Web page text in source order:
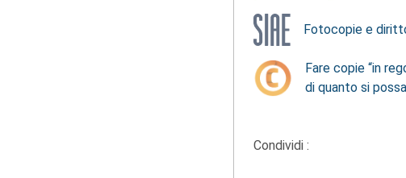
Fotocopie e
Fare copie “in
di quanto si
Condividi :